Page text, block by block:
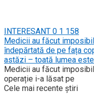
INTERESANT 0 1 158
Medicii au făcut
îndepărtată de pe fața
astăzi – toată lumea
Medicii au făcut
operație i-a lăsat pe
Cele mai recente știri